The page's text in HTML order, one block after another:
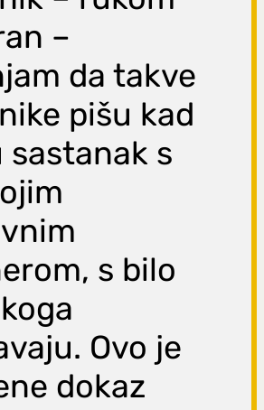
–
da takve
pišu kad
sastanak s
s bilo
Ovo je
dokaz